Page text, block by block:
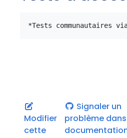
*Tests communautaires
Modifier
cette
Signaler un
problème